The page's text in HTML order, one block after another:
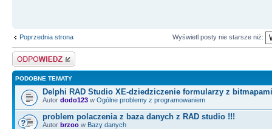
Poprzednia strona Wyświetl posty nie starsze niż:
Odpowiedz
PODOBNE TEMATY
Delphi RAD Studio XE-dziedziczenie formularzy z bitmapami
Autor dodo123 w Ogólne problemy z programowaniem
problem polaczenia z baza danych z RAD studio !!!
Autor brzoo w Bazy danych